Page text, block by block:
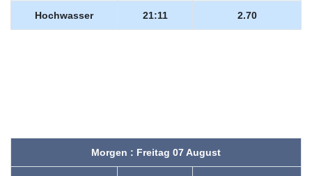
Hochwasser 21:11 2.70
Morgen : Freitag 07 August